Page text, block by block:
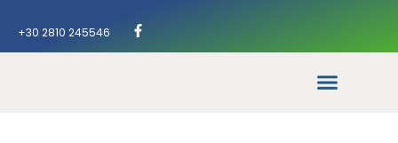
+30 2810 245546